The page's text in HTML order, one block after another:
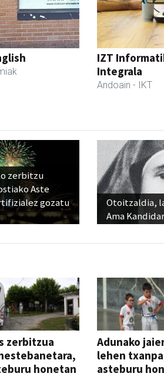
IZT
Integrala
Andoain - IKT
zerbitzu
Aste
gozatu
Otoitzaldia,
Ama
zerbitzua
honetan
Adunako
lehen
asteburu